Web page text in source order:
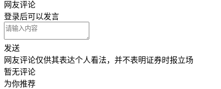
网友评论
登录后可以发言
发送
网友评论仅供其表达个人看法，并不表明证券时报立场
暂无评论
为你推荐